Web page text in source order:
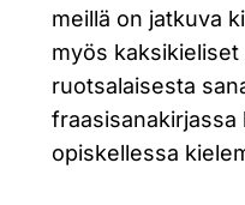
meillä on jatkuva
myös
ruotsalaisesta
opiskellessa